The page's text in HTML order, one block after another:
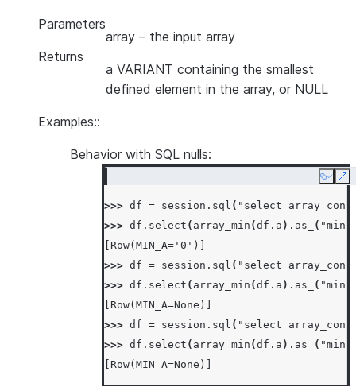
Parameters
array – the input array
Returns
a VARIANT containing the smallest
defined element in the array, or NULL
Examples::
Behavior with SQL nulls:
Copy
>>> df = session . sql ( "select
>>> df . select ( array_min (df . a ) . as_ (
[Row(MIN_A='0')]
>>> df = session . sql ( "select
>>> df . select ( array_min (df . a ) . as_ (
[Row(MIN_A=None)]
>>> df = session . sql ( "select
>>> df . select ( array_min (df . a ) . as_ (
[Row(MIN_A=None)]